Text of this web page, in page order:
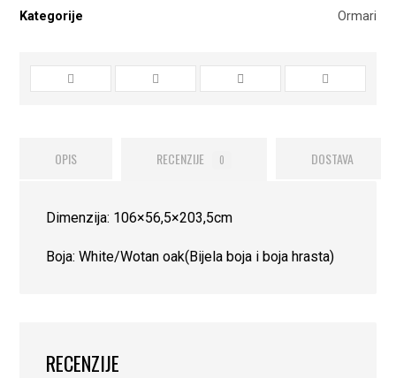
Kategorije Ormari
OPIS RECENZIJE 0 DOSTAVA
Dimenzija: 106×56,5×203,5cm
Boja: White/Wotan oak(Bijela boja i boja hrasta)
RECENZIJE